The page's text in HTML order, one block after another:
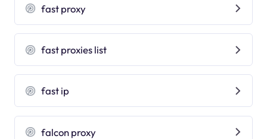
fast proxy
fast proxies list
fast ip
falcon proxy